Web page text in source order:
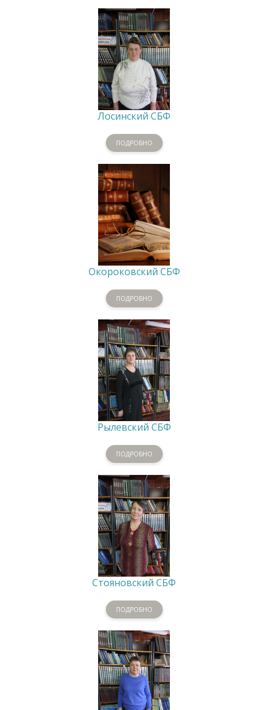
Лосинский СБФ
ПОДРОБНО
Окороковский СБФ
ПОДРОБНО
Рылевский СБФ
ПОДРОБНО
Стояновский СБФ
ПОДРОБНО